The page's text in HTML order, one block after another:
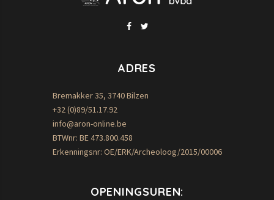
ADRES
Bremakker 35, 3740 Bilzen
+32 (0)89/51.17.92
info@aron-online.be
BTWnr: BE 473.800.458
Erkenningsnr: OE/ERK/Archeoloog/2015/00006
OPENINGSUREN: